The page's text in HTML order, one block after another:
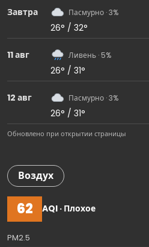
Завтра Пасмурно · 3%
26° / 32°
11 авг Ливень · 5%
26° / 31°
12 авг Пасмурно · 3%
26° / 31°
Обновлено при открытии страницы
Воздух
62 AQI · Плохое
PM2.5